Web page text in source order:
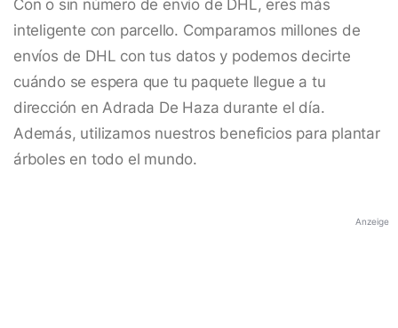
Con o sin número de envío de DHL, eres más
inteligente con parcello. Comparamos millones de
envíos de DHL con tus datos y podemos decirte
cuándo se espera que tu paquete llegue a tu
dirección en Adrada De Haza durante el día.
Además, utilizamos nuestros beneficios para plantar
árboles en todo el mundo.
Anzeige